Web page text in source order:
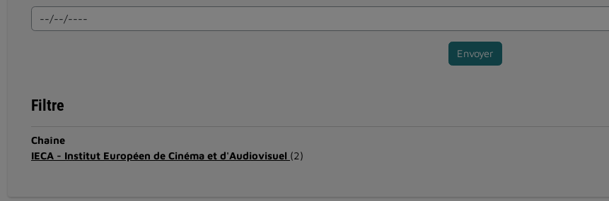
Envoyer
Filtre
Chaîne
IECA - Institut Européen de Cinéma et d'Audiovisuel (2)